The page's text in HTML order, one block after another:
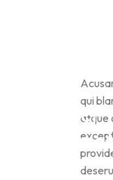
Project
qui
atque